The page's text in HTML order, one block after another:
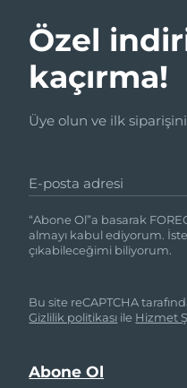
Özel
kaçırma!
Üye olun ve ilk
E-posta adresi
“Abone Ol”a basarak
almayı kabul ediyorum.
çıkabileceğimi biliyorum.
Bu site reCAPTCHA
Gizlilik politikası ile Hizmet